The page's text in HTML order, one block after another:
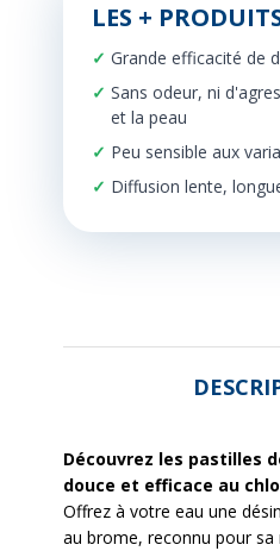
LES +
Grande efficacité de
Sans odeur, ni
et la peau
Peu sensible aux
Diffusion lente,
Découvrez les pastilles
douce et efficace au
Offrez à votre eau une
au brome, reconnu pour